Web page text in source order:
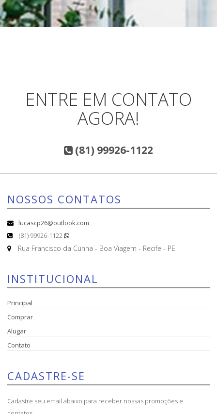
ENTRE EM CONTATO
AGORA!
(81) 99926-1122
NOSSOS CONTATOS
lucascp26@outlook.com
(81) 99926-1122
Rua Francisco da Cunha - Boa Viagem - Recife - PE
INSTITUCIONAL
Principal
Comprar
Alugar
Contato
CADASTRE-SE
Cadastre seu email abaixo para receber nossas promoções e